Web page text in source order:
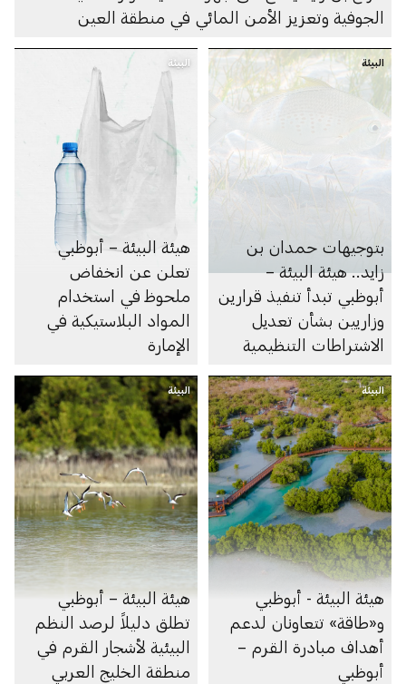
الجوفية وتعزيز الأمن المائي في منطقة العين
البيئة
بتوجيهات حمدان بن
زايد.. هيئة البيئة –
أبوظبي تبدأ تنفيذ قرارين
وزاريين بشأن تعديل
الاشتراطات التنظيمية
لعام 2026
البيئة
هيئة البيئة – أبوظبي
تعلن عن انخفاض
ملحوظ في استخدام
المواد البلاستيكية في
الإمارة
البيئة
هيئة البيئة - أبوظبي
و«طاقة» تتعاونان لدعم
أهداف مبادرة القرم –
أبوظبي
البيئة
هيئة البيئة – أبوظبي
تطلق دليلاً لرصد النظم
البيئية لأشجار القرم في
منطقة الخليج العربي